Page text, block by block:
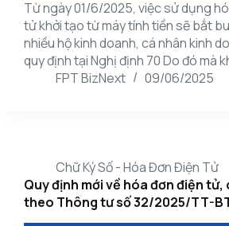
Từ ngày 01/6/2025, việc sử dụng
tử khởi tạo từ máy tính tiền sẽ bắt
nhiều hộ kinh doanh, cá nhân kinh
quy định tại Nghị định 70 Do đó mà
FPT BizNext
09/06/2025
Chữ Ký Số - Hóa Đơn Điện Tử
Quy định mới về hóa đơn điện
theo Thông tư số 32/2025/TT-